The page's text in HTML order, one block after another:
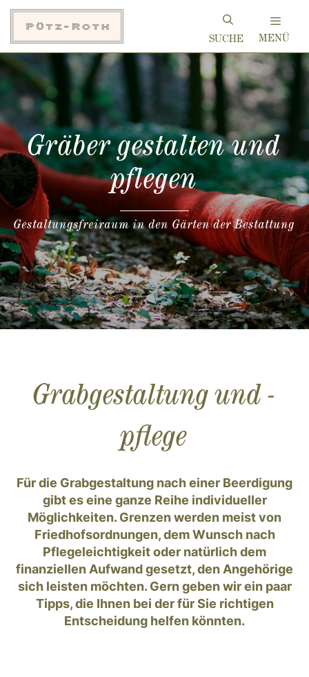
Zum
Inhalt
springen
MENÜ
Gräber gestalten und
pflegen
Gestaltungsfreiraum in den Gärten der Bestattung
Grabgestaltung und -
pflege
Für die Grabgestaltung nach einer Beerdigung
gibt es eine ganze Reihe individueller
Möglichkeiten. Grenzen werden meist von
Friedhofsordnungen, dem Wunsch nach
Pflegeleichtigkeit oder natürlich dem
finanziellen Aufwand gesetzt, den Angehörige
sich leisten möchten. Gern geben wir ein paar
Tipps, die Ihnen bei der für Sie richtigen
Entscheidung helfen könnten.